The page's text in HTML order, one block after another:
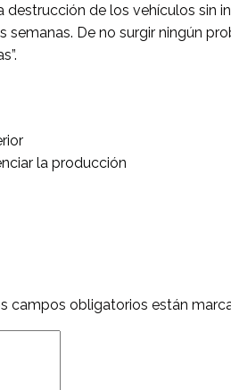
destrucción de los vehículos sin
semanas. De no surgir ningún
la producción
campos obligatorios están